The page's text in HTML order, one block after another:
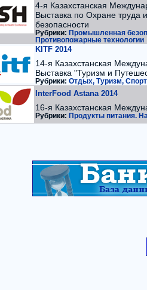
4-я Казахстанская
Выставка по Охране
безопасности
Рубрики: Промышленная
Противопожарные технологии
KITF 2014
14-я Казахстанская
Выставка "Туризм и
Рубрики: Отдых, Туризм, Спорт
InterFood Astana 2014
16-я Казахстанская
Рубрики: Продукты питания.